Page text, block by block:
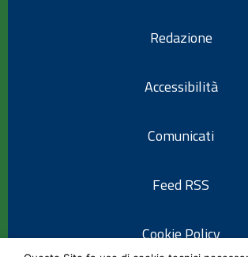
Redazione
Accessibilità
Comunicati
Feed RSS
Cookie Policy